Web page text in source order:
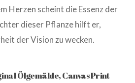
Herzen scheint die Essenz der
dieser Pflanze hilft er,
der Vision zu wecken.
Ölgemälde, Canvas Print